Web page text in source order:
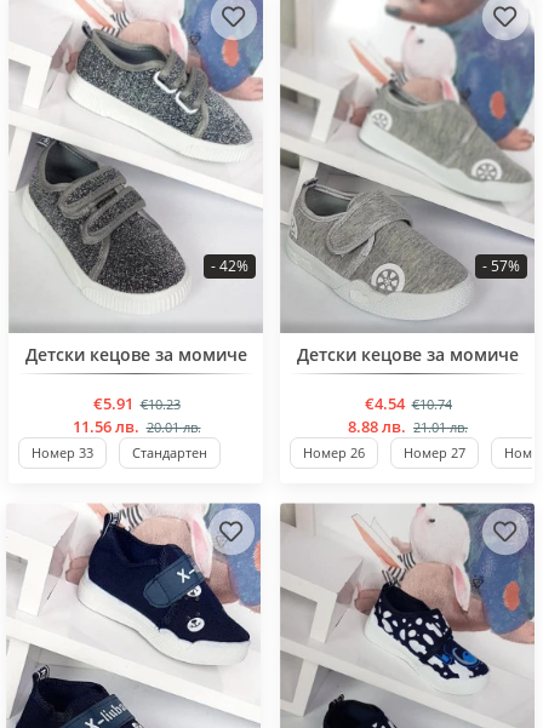
BESTSELLER
Детски кецове за момиче
€5.91 €10.23
- 42%
11.56 лв. 20.01 лв.
Номер 33
Стандартен
BESTSELLER
Детски кецове за момиче
€4.54 €10.74
- 57%
8.88 лв. 21.01 лв.
Номер 26
Номер 27